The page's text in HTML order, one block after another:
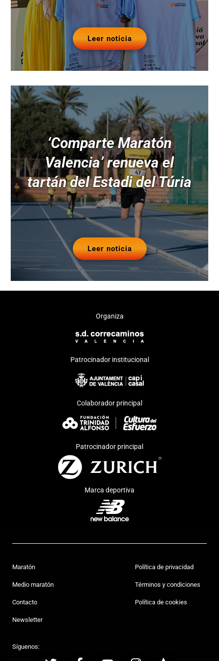
Leer noticia
‘Comparte Maratón
Valencia’ renueva el
tartán del Estadi del Túria
Leer noticia
Organiza
Patrocinador institucional
Colaborador principal
Patrocinador principal
Marca deportiva
Maratón
Medio maratón
Contacto
Newsletter
Política de privacidad
Términos y condiciones
Política de cookies
Síguenos: